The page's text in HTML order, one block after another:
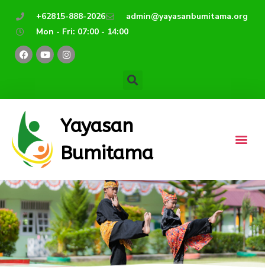
+62815-888-2026
admin@yayasanbumitama.org
Mon - Fri: 07:00 - 14:00
F
a
c
o
k
Y
o
u
e
I
n
s
r
m
Yayasan
Bumitama